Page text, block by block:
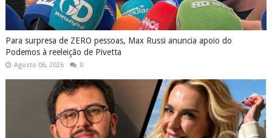
Para surpresa de ZERO pessoas, Max Russi anuncia apoio do
Podemos à reeleição de Pivetta
Agosto 06, 2026 0